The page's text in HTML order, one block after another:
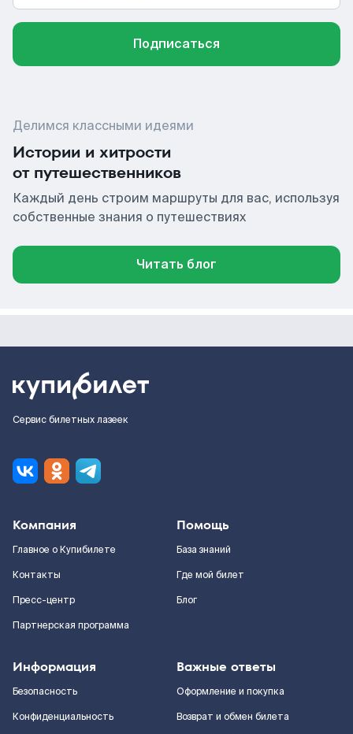
Подписаться
Делимся классными идеями
Истории и хитрости
от путешественников
Каждый день строим маршруты для вас, используя
собственные знания о путешествиях
Читать блог
Сервис билетных лазеек
Компания
Главное о Купибилете
Контакты
Пресс-центр
Партнерская программа
Помощь
База знаний
Где мой билет
Блог
Информация
Безопасность
Конфиденциальность
Важные ответы
Оформление и покупка
Возврат и обмен билета